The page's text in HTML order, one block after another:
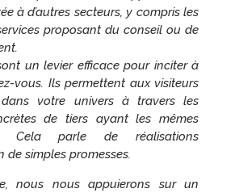
à d’autres secteurs, y compris les
proposant du conseil ou de
un levier efficace pour inciter à
vous. Ils permettent aux visiteurs
votre univers à travers les
de tiers ayant les mêmes
Cela parle de réalisations
de simples promesses.
nous nous appuierons sur un